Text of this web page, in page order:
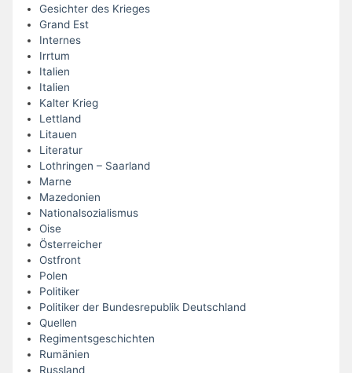
Gesichter des Krieges
Grand Est
Internes
Irrtum
Italien
Italien
Kalter Krieg
Lettland
Litauen
Literatur
Lothringen – Saarland
Marne
Mazedonien
Nationalsozialismus
Oise
Österreicher
Ostfront
Polen
Politiker
Politiker der Bundesrepublik Deutschland
Quellen
Regimentsgeschichten
Rumänien
Russland